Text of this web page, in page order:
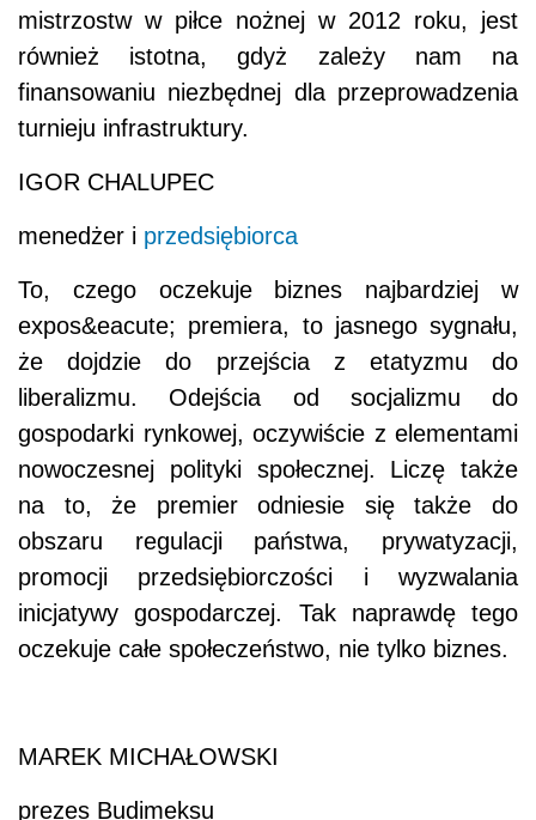
mistrzostw w piłce nożnej w 2012 roku, jest
również istotna, gdyż zależy nam na
finansowaniu niezbędnej dla przeprowadzenia
turnieju infrastruktury.
IGOR CHALUPEC
menedżer i przedsiębiorca
To, czego oczekuje biznes najbardziej w
expos&eacute; premiera, to jasnego sygnału,
że dojdzie do przejścia z etatyzmu do
liberalizmu. Odejścia od socjalizmu do
gospodarki rynkowej, oczywiście z elementami
nowoczesnej polityki społecznej. Liczę także
na to, że premier odniesie się także do
obszaru regulacji państwa, prywatyzacji,
promocji przedsiębiorczości i wyzwalania
inicjatywy gospodarczej. Tak naprawdę tego
oczekuje całe społeczeństwo, nie tylko biznes.
MAREK MICHAŁOWSKI
prezes Budimeksu